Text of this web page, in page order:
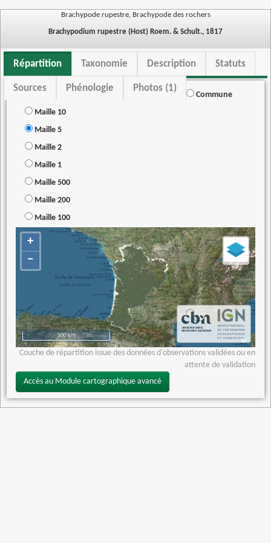
Brachypode rupestre, Brachypode des rochers
Brachypodium rupestre (Host) Roem. & Schult., 1817
Répartition Taxonomie Description Statuts
Sources Phénologie Photos (1)
Commune
Maille 10
Maille 5
Maille 2
Maille 1
Maille 500
Maille 200
Maille 100
+
−
500 km
Couche de répartition issue des données d'observations validées ou en
attente de validation
Accès au Module cartographique avancé